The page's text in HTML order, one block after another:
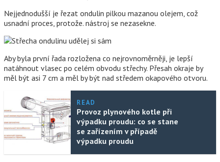
Nejjednodušší je řezat ondulin pilkou mazanou olejem, což
usnadní proces, protože. nástroj se nezasekne.
Aby byla první řada rozložena co nejrovnoměrněji, je lepší
natáhnout vlasec po celém obvodu střechy. Přesah okraje by
měl být asi 7 cm a měl by být nad středem okapového otvoru.
READ
Provoz plynového kotle při
výpadku proudu: co se stane
se zařízením v případě
výpadku proudu